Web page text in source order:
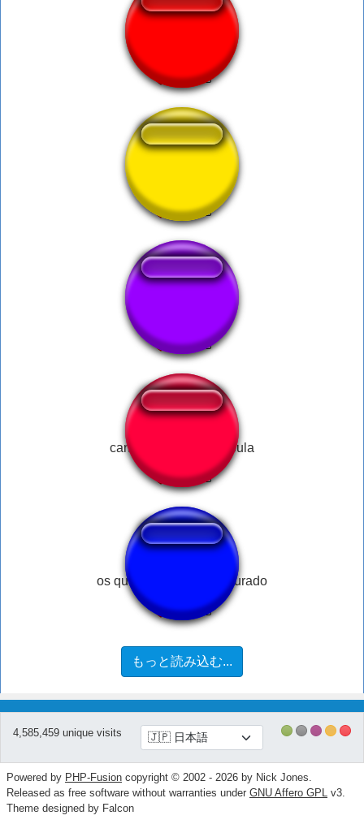
Old Spice Whistle
cand te prind ai belit pula
os que manda msg estourado
もっと読み込む...
4,585,459 unique visits
Powered by PHP-Fusion copyright © 2002 - 2026 by Nick Jones.
Released as free software without warranties under GNU Affero GPL v3.
Theme designed by Falcon